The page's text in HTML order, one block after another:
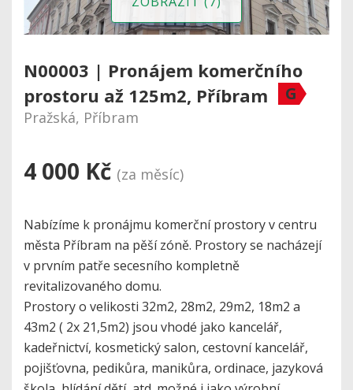
N00003 | Pronájem komerčního
prostoru až 125m2, Příbram
G
Pražská, Příbram
4 000 Kč (za měsíc)
Nabízíme k pronájmu komerční prostory v centru
města Příbram na pěší zóně. Prostory se nacházejí
v prvním patře secesního kompletně
revitalizovaného domu.
Prostory o velikosti 32m2, 28m2, 29m2, 18m2 a
43m2 ( 2x 21,5m2) jsou vhodé jako kancelář,
kadeřnictví, kosmetický salon, cestovní kancelář,
pojišťovna, pedikůra, manikůra, ordinace, jazyková